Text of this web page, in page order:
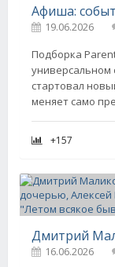
Афиша:
19.06.2026
Подборка
универсальном
стартовал
меняет само
+157
16.06.2026